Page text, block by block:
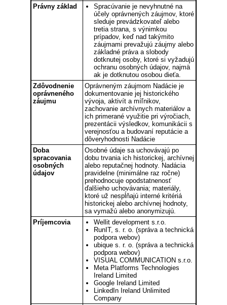
Právny základ
Spracúvanie je nevyhnutné na
účely oprávnených záujmov, ktoré
sleduje prevádzkovateľ alebo
tretia strana, s výnimkou
prípadov, keď nad takýmito
záujmami prevažujú záujmy alebo
základné práva a slobody
dotknutej osoby, ktoré si vyžadujú
ochranu osobných údajov, najmä
ak je dotknutou osobou dieťa.
Zdôvodnenie
oprávneného
záujmu
Oprávneným záujmom Nadácie je
dokumentovanie jej historického
vývoja, aktivít a míľnikov,
zachovanie archívnych materiálov a
ich primerané využitie pri výročiach,
prezentácii výsledkov, komunikácii s
verejnosťou a budovaní reputácie a
dôveryhodnosti Nadácie
Doba
spracovania
osobných
údajov
Osobné údaje sa uchovávajú po
dobu trvania ich historickej, archívnej
alebo reputačnej hodnoty. Nadácia
pravidelne (minimálne raz ročne)
prehodnocuje opodstatnenosť
ďalšieho uchovávania; materiály,
ktoré už nespĺňajú interné kritériá
historickej alebo archívnej hodnoty,
sa vymažú alebo anonymizujú.
Príjemcovia
Wellit development s.r.o.
RunIT, s. r. o. (správa a technická
podpora webov)
ubique s. r. o. (správa a technická
podpora webov)
VISUAL COMMUNICATION s.r.o.
Meta Platforms Technologies
Ireland Limited
Google Ireland Limited
LinkedIn Ireland Unlimited
Company